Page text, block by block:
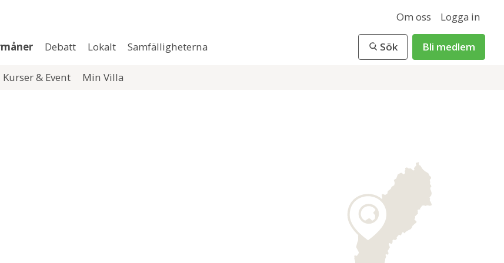
Om oss Logga in
Debatt Lokalt Samfälligheterna Sök Bli medlem
Kurser & Event Min Villa